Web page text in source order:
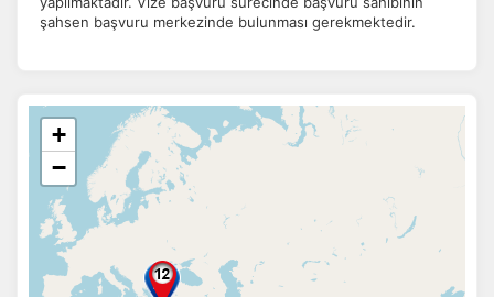
şahsen başvuru merkezinde bulunması gerekmektedir.
+
−